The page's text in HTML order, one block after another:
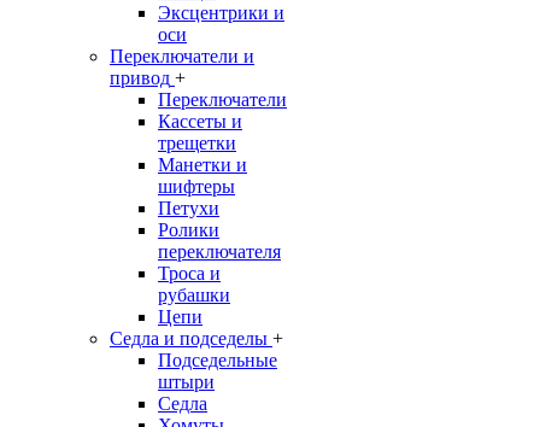
Эксцентрики и
оси
Переключатели и
привод +
Переключатели
Кассеты и
трещетки
Манетки и
шифтеры
Петухи
Ролики
переключателя
Троса и
рубашки
Цепи
Седла и подседелы +
Подседельные
штыри
Седла